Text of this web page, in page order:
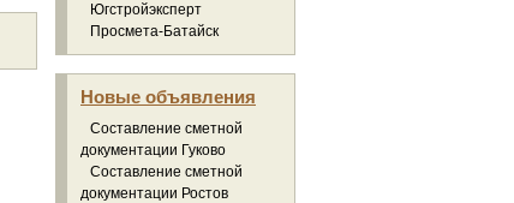
Югстройэксперт
Просмета-Батайск
Новые объявления
Составление сметной
документации Гуково
Составление сметной
документации Ростов